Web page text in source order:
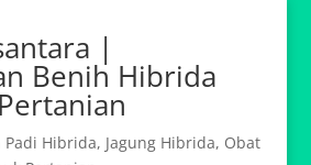
|
Benih Hibrida
Hibrida, Jagung Hibrida, Obat